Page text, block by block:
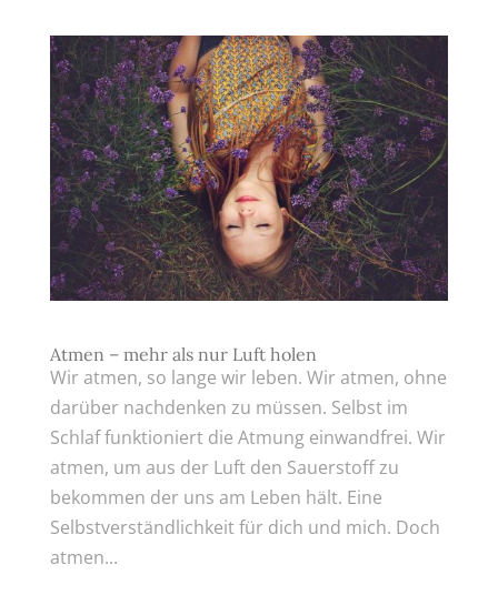
Atmen – mehr als nur Luft holen
Wir atmen, so lange wir leben. Wir atmen, ohne
darüber nachdenken zu müssen. Selbst im
Schlaf funktioniert die Atmung einwandfrei. Wir
atmen, um aus der Luft den Sauerstoff zu
bekommen der uns am Leben hält. Eine
Selbstverständlichkeit für dich und mich. Doch
atmen...